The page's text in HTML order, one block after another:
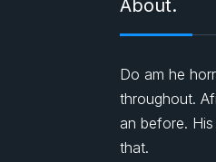
About.
Do am he
throughout.
an before.
that.